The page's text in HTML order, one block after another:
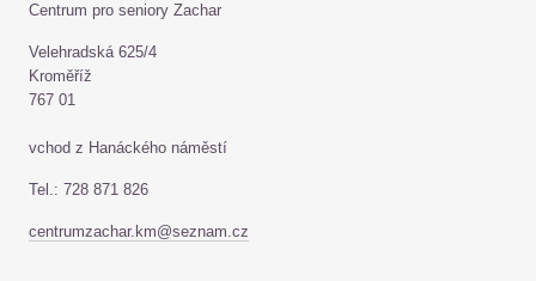
Centrum pro seniory Zachar
Velehradská 625/4
Kroměříž
767 01
vchod z Hanáckého náměstí
Tel.: 728 871 826
centrumzachar.km@seznam.cz